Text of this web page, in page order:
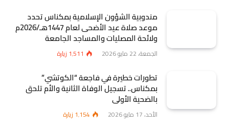
مندوبية الشؤون الإسلامية بمكناس تحدد
موعد صلاة عيد الأضحى لعام 1447هـ/2026م
ولائحة المصليات والمساجد الجامعة
الجمعة، 22 مايو 2026 1٬511 زيارة
تطورات خطيرة في فاجعة “الكوتشي”
بمكناس.. تسجيل الوفاة الثانية والأم تلحق
بالضحية الأولى
الأحد، 17 مايو 2026 1٬154 زيارة